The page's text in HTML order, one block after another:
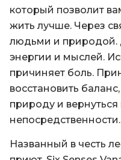
который позволит
жить лучше. Через
людьми и природой.
энергии и мыслей.
причиняет боль.
восстановить
природу и
непосредственности.
Названный в честь